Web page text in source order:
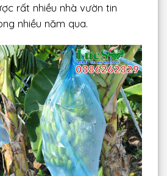
rất nhiều nhà vườn tin
nhiều năm qua.